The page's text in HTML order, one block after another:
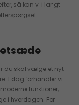
så kan vi i langt
du skal vælge et nyt
I dag forhandler vi
funktioner,
i hverdagen. For